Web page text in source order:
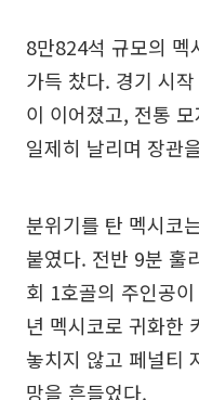
8만824석 규모의 멕
가득 찼다. 경기 시
이 이어졌고, 전통
일제히 날리며 장관
분위기를 탄 멕시코
붙였다. 전반 9분 훌
회 1호골의 주인공
년 멕시코로 귀화한
놓치지 않고 페널티
망을 흔들었다.